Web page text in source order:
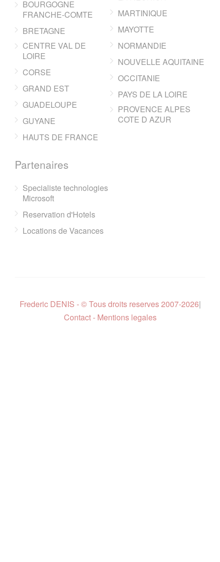
BOURGOGNE
FRANCHE-COMTE
BRETAGNE
CENTRE VAL DE
LOIRE
CORSE
GRAND EST
GUADELOUPE
GUYANE
HAUTS DE FRANCE
MARTINIQUE
MAYOTTE
NORMANDIE
NOUVELLE AQUITAINE
OCCITANIE
PAYS DE LA LOIRE
PROVENCE ALPES
COTE D AZUR
Partenaires
Specialiste technologies
Microsoft
Reservation d'Hotels
Locations de Vacances
Frederic DENIS - © Tous droits reserves 2007-2026|
Contact - Mentions legales